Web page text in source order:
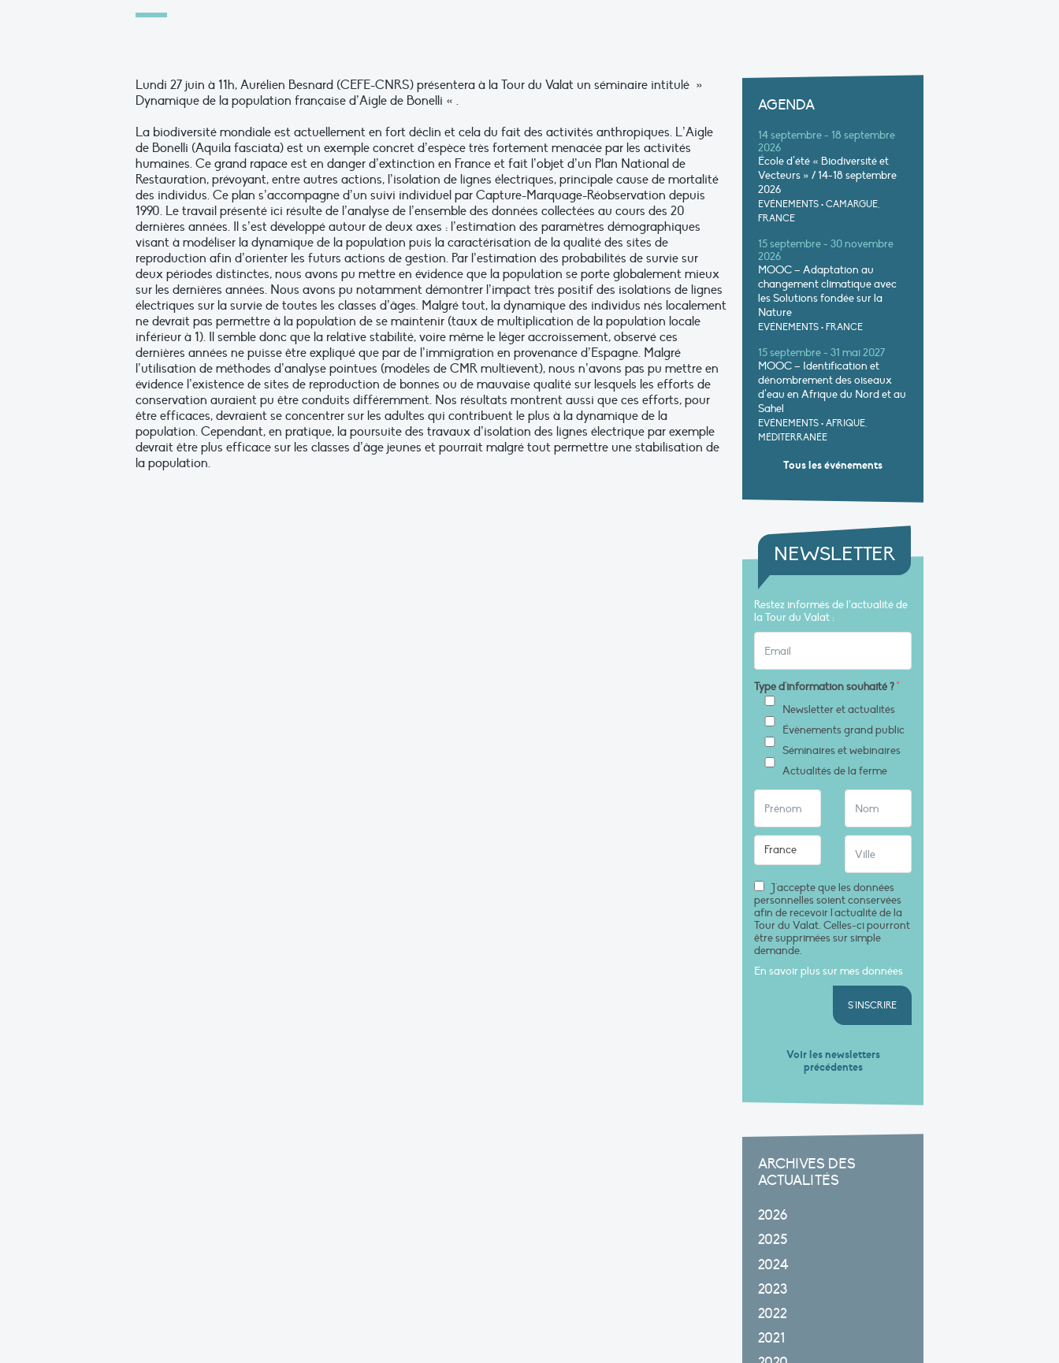
Lundi 27 juin à 11h, Aurélien Besnard (CEFE-CNRS) présentera à la Tour du Valat un séminaire intitulé »
Dynamique de la population française d’Aigle de Bonelli « .
La biodiversité mondiale est actuellement en fort déclin et cela du fait des activités anthropiques. L’Aigle
de Bonelli (Aquila fasciata) est un exemple concret d’espèce très fortement menacée par les activités
humaines. Ce grand rapace est en danger d’extinction en France et fait l’objet d’un Plan National de
Restauration, prévoyant, entre autres actions, l’isolation de lignes électriques, principale cause de mortalité
des individus. Ce plan s’accompagne d’un suivi individuel par Capture-Marquage-Réobservation depuis
1990. Le travail présenté ici résulte de l’analyse de l’ensemble des données collectées au cours des 20
dernières années. Il s’est développé autour de deux axes : l’estimation des paramètres démographiques
visant à modéliser la dynamique de la population puis la caractérisation de la qualité des sites de
reproduction afin d’orienter les futurs actions de gestion. Par l’estimation des probabilités de survie sur
deux périodes distinctes, nous avons pu mettre en évidence que la population se porte globalement mieux
sur les dernières années. Nous avons pu notamment démontrer l’impact très positif des isolations de lignes
électriques sur la survie de toutes les classes d’âges. Malgré tout, la dynamique des individus nés localement
ne devrait pas permettre à la population de se maintenir (taux de multiplication de la population locale
inférieur à 1). Il semble donc que la relative stabilité, voire même le léger accroissement, observé ces
dernières années ne puisse être expliqué que par de l’immigration en provenance d’Espagne. Malgré
l’utilisation de méthodes d’analyse pointues (modèles de CMR multievent), nous n’avons pas pu mettre en
évidence l’existence de sites de reproduction de bonnes ou de mauvaise qualité sur lesquels les efforts de
conservation auraient pu être conduits différemment. Nos résultats montrent aussi que ces efforts, pour
être efficaces, devraient se concentrer sur les adultes qui contribuent le plus à la dynamique de la
population. Cependant, en pratique, la poursuite des travaux d’isolation des lignes électrique par exemple
devrait être plus efficace sur les classes d’âge jeunes et pourrait malgré tout permettre une stabilisation de
la population.
AGENDA
14 septembre - 18 septembre
2026
École d’été « Biodiversité et
Vecteurs » / 14-18 septembre
2026
EVÉNEMENTS • CAMARGUE,
FRANCE
15 septembre - 30 novembre
2026
MOOC – Adaptation au
changement climatique avec
les Solutions fondée sur la
Nature
EVÉNEMENTS • FRANCE
15 septembre - 31 mai 2027
MOOC – Identification et
dénombrement des oiseaux
d’eau en Afrique du Nord et au
Sahel
EVÉNEMENTS • AFRIQUE,
MÉDITERRANÉE
Tous les événements
NEWSLETTER
Restez informés de l’actualité de
la Tour du Valat :
Type d'information souhaité ?*
Newsletter et actualités
Évènements grand public
Séminaires et webinaires
Actualités de la ferme
J'accepte que les données
personnelles soient conservées
afin de recevoir l'actualité de la
Tour du Valat. Celles-ci pourront
être supprimées sur simple
demande.
En savoir plus sur mes données
S'INSCRIRE
Voir les newsletters
précédentes
ARCHIVES DES
ACTUALITÉS
2026
2025
2024
2023
2022
2021